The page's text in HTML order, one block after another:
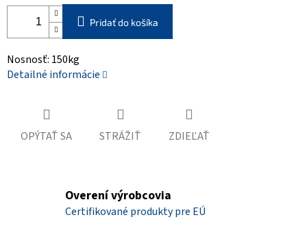
Pridať do košíka
Nosnosť: 150kg
Detailné informácie
OPÝTAŤ SA STRÁŽIŤ ZDIEĽAŤ
Overení výrobcovia
Certifikované produkty pre EÚ